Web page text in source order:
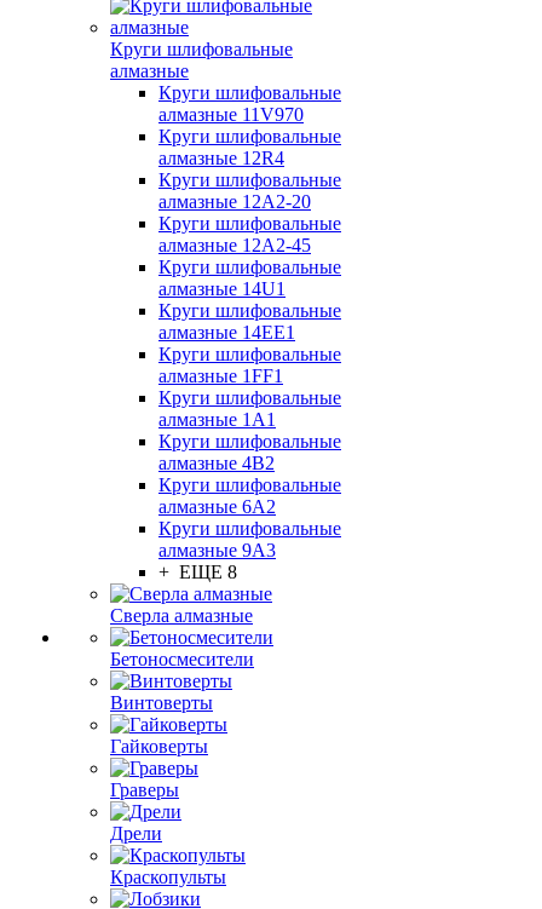
Круги шлифовальные
алмазные
Круги шлифовальные
алмазные 11V970
Круги шлифовальные
алмазные 12R4
Круги шлифовальные
алмазные 12А2-20
Круги шлифовальные
алмазные 12А2-45
Круги шлифовальные
алмазные 14U1
Круги шлифовальные
алмазные 14ЕЕ1
Круги шлифовальные
алмазные 1FF1
Круги шлифовальные
алмазные 1А1
Круги шлифовальные
алмазные 4В2
Круги шлифовальные
алмазные 6A2
Круги шлифовальные
алмазные 9А3
+ ЕЩЕ 8
Сверла алмазные
Бетоносмесители
Винтоверты
Гайковерты
Граверы
Дрели
Краскопульты